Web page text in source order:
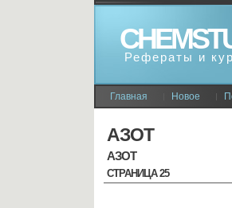
Рефераты и
Главная Новое
АЗОТ
АЗОТ
СТРАНИЦА 25